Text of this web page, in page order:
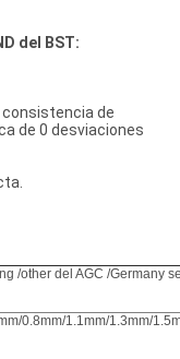
del BST:
consistencia de
de 0 desviaciones
/other del AGC /Germany
0.8mm/1.1mm/1.3mm/